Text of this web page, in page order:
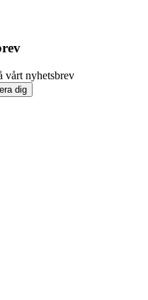
vårt nyhetsbrev
dig